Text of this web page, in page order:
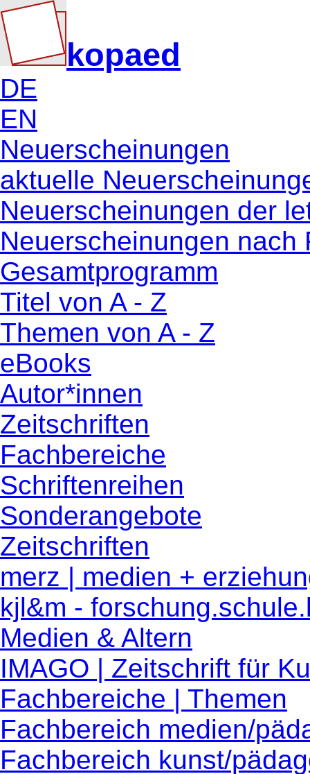
kopaed
DE
EN
Neuerscheinungen
aktuelle
Neuerscheinungen der
Neuerscheinungen nach
Gesamtprogramm
Titel von A - Z
Themen von A - Z
eBooks
Autor*innen
Zeitschriften
Fachbereiche
Schriftenreihen
Sonderangebote
Zeitschriften
merz | medien +
kjl&m -
Medien & Altern
IMAGO | Zeitschrift für
Fachbereiche | Themen
Fachbereich medien/
Fachbereich kunst/